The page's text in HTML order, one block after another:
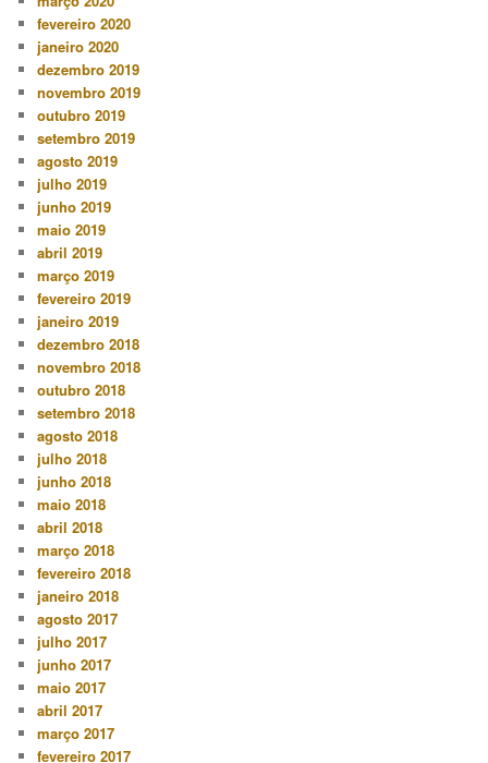
fevereiro 2020
janeiro 2020
dezembro 2019
novembro 2019
outubro 2019
setembro 2019
agosto 2019
julho 2019
junho 2019
maio 2019
abril 2019
março 2019
fevereiro 2019
janeiro 2019
dezembro 2018
novembro 2018
outubro 2018
setembro 2018
agosto 2018
julho 2018
junho 2018
maio 2018
abril 2018
março 2018
fevereiro 2018
janeiro 2018
agosto 2017
julho 2017
junho 2017
maio 2017
abril 2017
março 2017
fevereiro 2017